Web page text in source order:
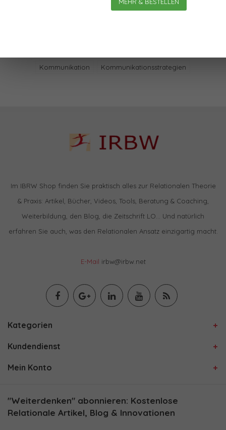
Kommunikation Kommunikationsstrategien
Im IBRW Shop finden Sie praktisch alles zur Relationalen Theorie
& Praxis: Artikel, Bücher, Videos, Tools, Beratung & Coaching,
Weiterbildung, den Blog, die Zeitschrift LO… Und natürlich
erfahren Sie auch, was den Relationalen Ansatz einzigartig macht.
E-Mail irbw@irbw.net
Kategorien
Kundendienst
Mein Konto
"Weiterdenken" abonnieren: Kostenlose
Relationale Artikel, Blog & Innovationen